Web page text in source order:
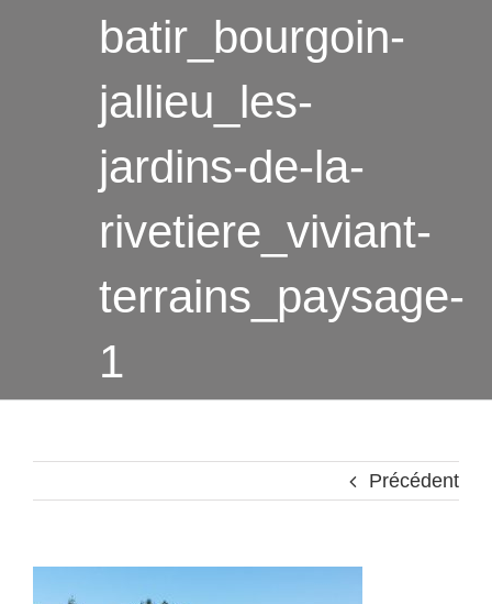
batir_bourgoin-
jallieu_les-
jardins-de-la-
rivetiere_viviant-
terrains_paysage-
1
Précédent